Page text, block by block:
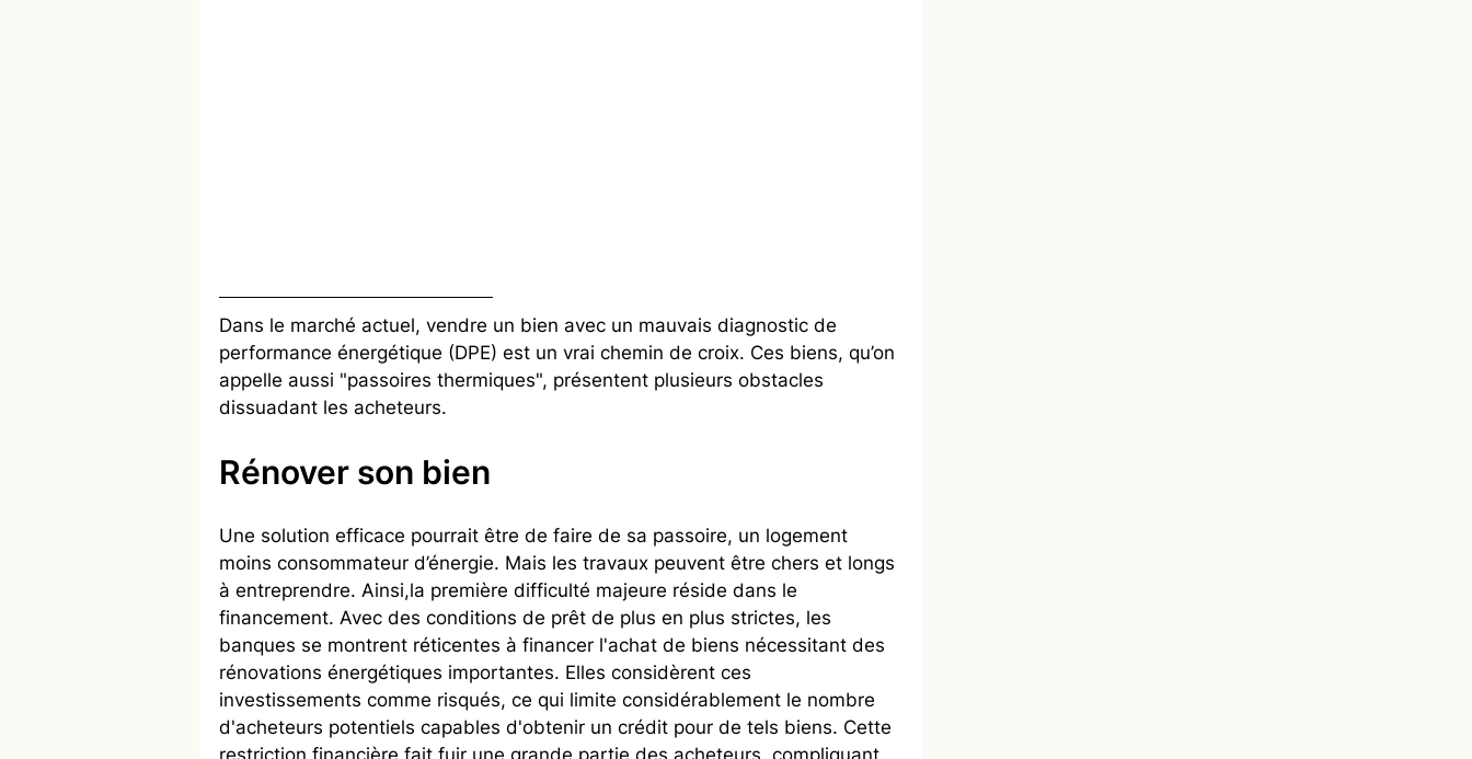
Dans le marché actuel, vendre un bien avec un mauvais diagnostic de
performance énergétique (DPE) est un vrai chemin de croix. Ces biens, qu’on
appelle aussi "passoires thermiques", présentent plusieurs obstacles
dissuadant les acheteurs.
Rénover son bien
Une solution efficace pourrait être de faire de sa passoire, un logement
moins consommateur d’énergie. Mais les travaux peuvent être chers et longs
à entreprendre. Ainsi,la première difficulté majeure réside dans le
financement. Avec des conditions de prêt de plus en plus strictes, les
banques se montrent réticentes à financer l'achat de biens nécessitant des
rénovations énergétiques importantes. Elles considèrent ces
investissements comme risqués, ce qui limite considérablement le nombre
d'acheteurs potentiels capables d'obtenir un crédit pour de tels biens. Cette